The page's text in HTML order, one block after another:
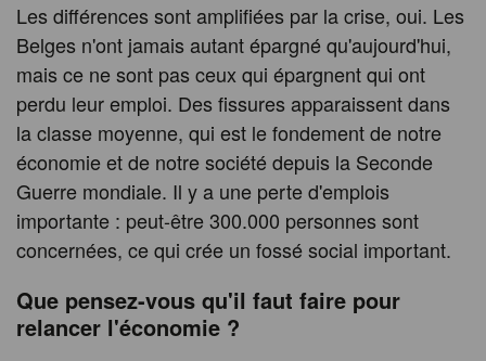
Les différences sont amplifiées par la crise, oui. Les
Belges n'ont jamais autant épargné qu'aujourd'hui,
mais ce ne sont pas ceux qui épargnent qui ont
perdu leur emploi. Des fissures apparaissent dans
la classe moyenne, qui est le fondement de notre
économie et de notre société depuis la Seconde
Guerre mondiale. Il y a une perte d'emplois
importante : peut-être 300.000 personnes sont
concernées, ce qui crée un fossé social important.
Que pensez-vous qu'il faut faire pour
relancer l'économie ?